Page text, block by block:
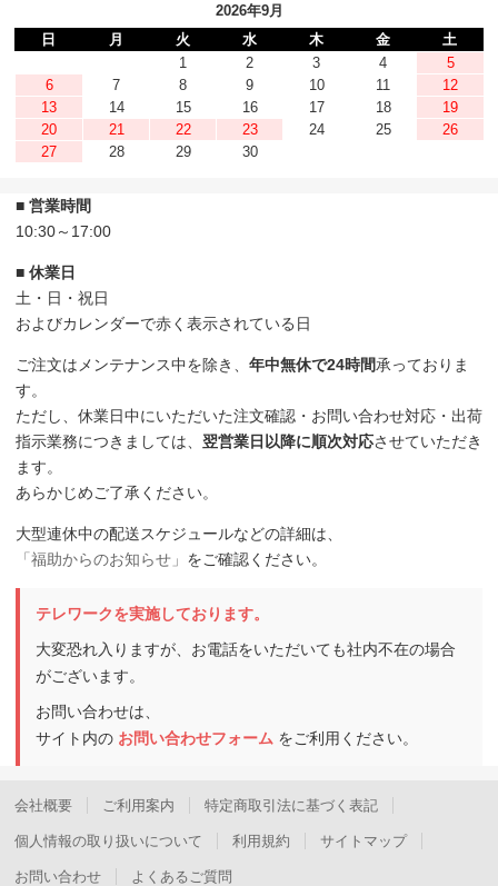
2026年9月
日
月 火 水 木 金
土
1
2 3 4
5
6
7 8 9 10 11
12
13
14 15 16 17 18
19
20
21 22 23 24 25
26
27
28 29 30
■ 営業時間
10:30～17:00
■ 休業日
土・日・祝日
およびカレンダーで赤く表示されている日
ご注文はメンテナンス中を除き、 年中無休で24時間承っておりま
す。
ただし、休業日中にいただいた注文確認・お問い合わせ対応・出荷
指示業務につきましては、 翌営業日以降に順次対応させていただき
ます。
あらかじめご了承ください。
大型連休中の配送スケジュールなどの詳細は、
「福助からのお知らせ」 をご確認ください。
テレワークを実施しております。
大変恐れ入りますが、お電話をいただいても社内不在の場合
がございます。
お問い合わせは、
サイト内の お問い合わせフォーム をご利用ください。
会社概要 ご利用案内 特定商取引法に基づく表記
個人情報の取り扱いについて 利用規約 サイトマップ
お問い合わせ よくあるご質問